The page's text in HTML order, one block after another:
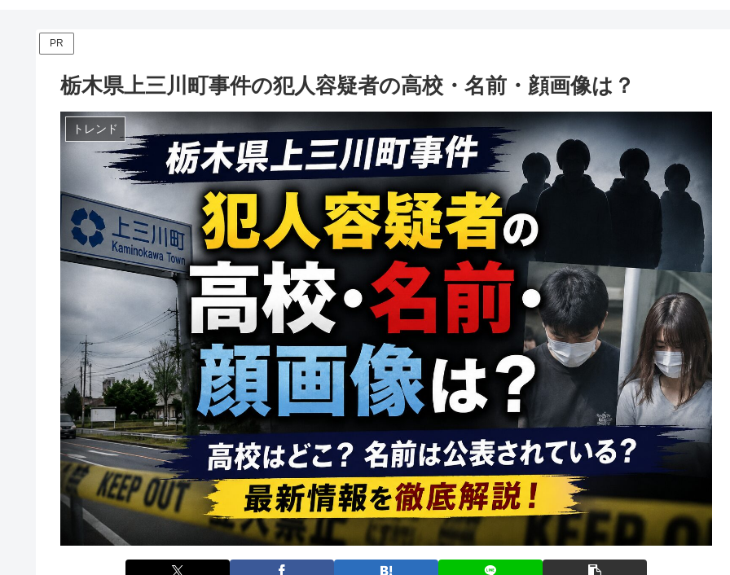
PR
栃木県上三川町事件の犯人容疑者の高校・名前・顔画像は？
トレンド